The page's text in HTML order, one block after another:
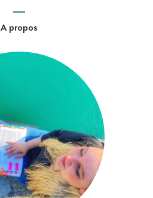
A propos